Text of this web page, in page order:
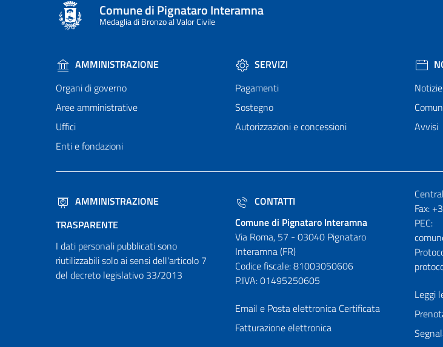
Comune di Pignataro Interamna
Medaglia di Bronzo al Valor Civile
AMMINISTRAZIONE
Organi di governo
Aree amministrative
Uffici
Enti e fondazioni
SERVIZI
Pagamenti
Sostegno
Autorizzazioni e concessioni
Notizie
Avvisi
AMMINISTRAZIONE
TRASPARENTE
I dati personali pubblicati sono
riutilizzabili solo ai sensi dell'articolo 7
del decreto legislativo 33/2013
CONTATTI
Comune di Pignataro Interamna
Via Roma, 57 - 03040 Pignataro
Interamna (FR)
Codice fiscale: 81003050606
P.IVA: 01495250605
Email e Posta elettronica Certificata
Fatturazione elettronica
Fax:
PEC:
Leggi